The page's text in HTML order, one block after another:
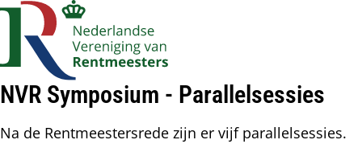
NVR Symposium - Parallelsessies
Na de Rentmeestersrede zijn er vijf parallelsessies.